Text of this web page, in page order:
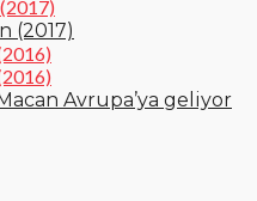
(2017)
Avrupa’ya geliyor